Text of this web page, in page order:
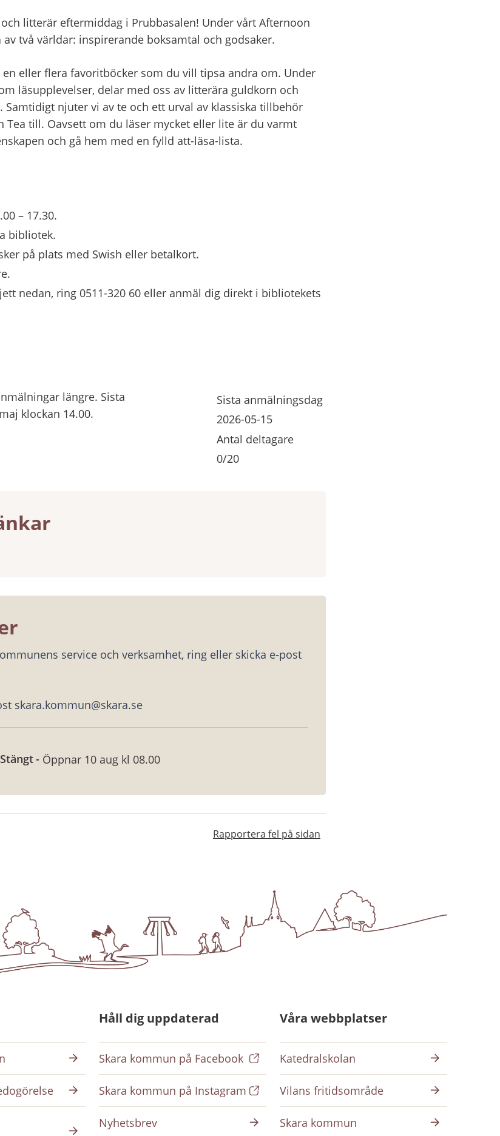
litterär eftermiddag i Prubbasalen! Under vårt Afternoon
två världar: inspirerande boksamtal och godsaker.
eller flera favoritböcker som du vill tipsa andra om. Under
läsupplevelser, delar med oss av litterära guldkorn och
Samtidigt njuter vi av te och ett urval av klassiska tillbehör
till. Oavsett om du läser mycket eller lite är du varmt
och gå hem med en fylld att-läsa-lista.
– 17.30.
bibliotek.
på plats med Swish eller betalkort.
nedan, ring 0511-320 60 eller anmäl dig direkt i bibliotekets
Sista anmälningsdag
2026-05-15
Antal deltagare
0/20
längre. Sista
klockan 14.00.
service och verksamhet, ring eller skicka e-post
skara.kommun@skara.se
Stängt Öppnar 10 aug kl 08.00
Rapportera fel på sidan
Håll dig uppdaterad
Skara kommun på Facebook
Skara kommun på Instagram
Nyhetsbrev
Våra webbplatser
Katedralskolan
Vilans fritidsområde
Skara kommun